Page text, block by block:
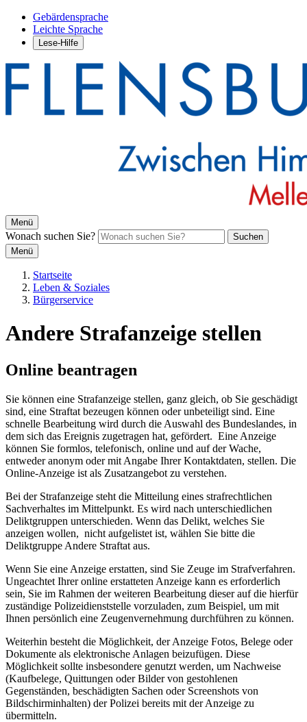
Gebärdensprache
Leichte Sprache
Lese-Hilfe
Menü
Wonach suchen Sie?
Suchen
Menü
Startseite
Leben & Soziales
Bürgerservice
Andere Strafanzeige stellen
Online beantragen
Sie können eine Strafanzeige stellen, ganz gleich, ob Sie geschädigt
sind, eine Straftat bezeugen können oder unbeteiligt sind. Eine
schnelle Bearbeitung wird durch die Auswahl des Bundeslandes, in
dem sich das Ereignis zugetragen hat, gefördert. Eine Anzeige
können Sie formlos, telefonisch, online und auf der Wache,
entweder anonym oder mit Angabe Ihrer Kontaktdaten, stellen. Die
Online-Anzeige ist als Zusatzangebot zu verstehen.
Bei der Strafanzeige steht die Mitteilung eines strafrechtlichen
Sachverhaltes im Mittelpunkt. Es wird nach unterschiedlichen
Deliktgruppen unterschieden. Wenn das Delikt, welches Sie
anzeigen wollen, nicht aufgelistet ist, wählen Sie bitte die
Deliktgruppe Andere Straftat aus.
Wenn Sie eine Anzeige erstatten, sind Sie Zeuge im Strafverfahren.
Ungeachtet Ihrer online erstatteten Anzeige kann es erforderlich
sein, Sie im Rahmen der weiteren Bearbeitung dieser auf die hierfür
zuständige Polizeidienststelle vorzuladen, zum Beispiel, um mit
Ihnen persönlich eine Zeugenvernehmung durchführen zu können.
Weiterhin besteht die Möglichkeit, der Anzeige Fotos, Belege oder
Dokumente als elektronische Anlagen beizufügen. Diese
Möglichkeit sollte insbesondere genutzt werden, um Nachweise
(Kaufbelege, Quittungen oder Bilder von gestohlenen
Gegenständen, beschädigten Sachen oder Screenshots von
Bildschirminhalten) der Polizei bereits mit der Anzeige zu
übermitteln.